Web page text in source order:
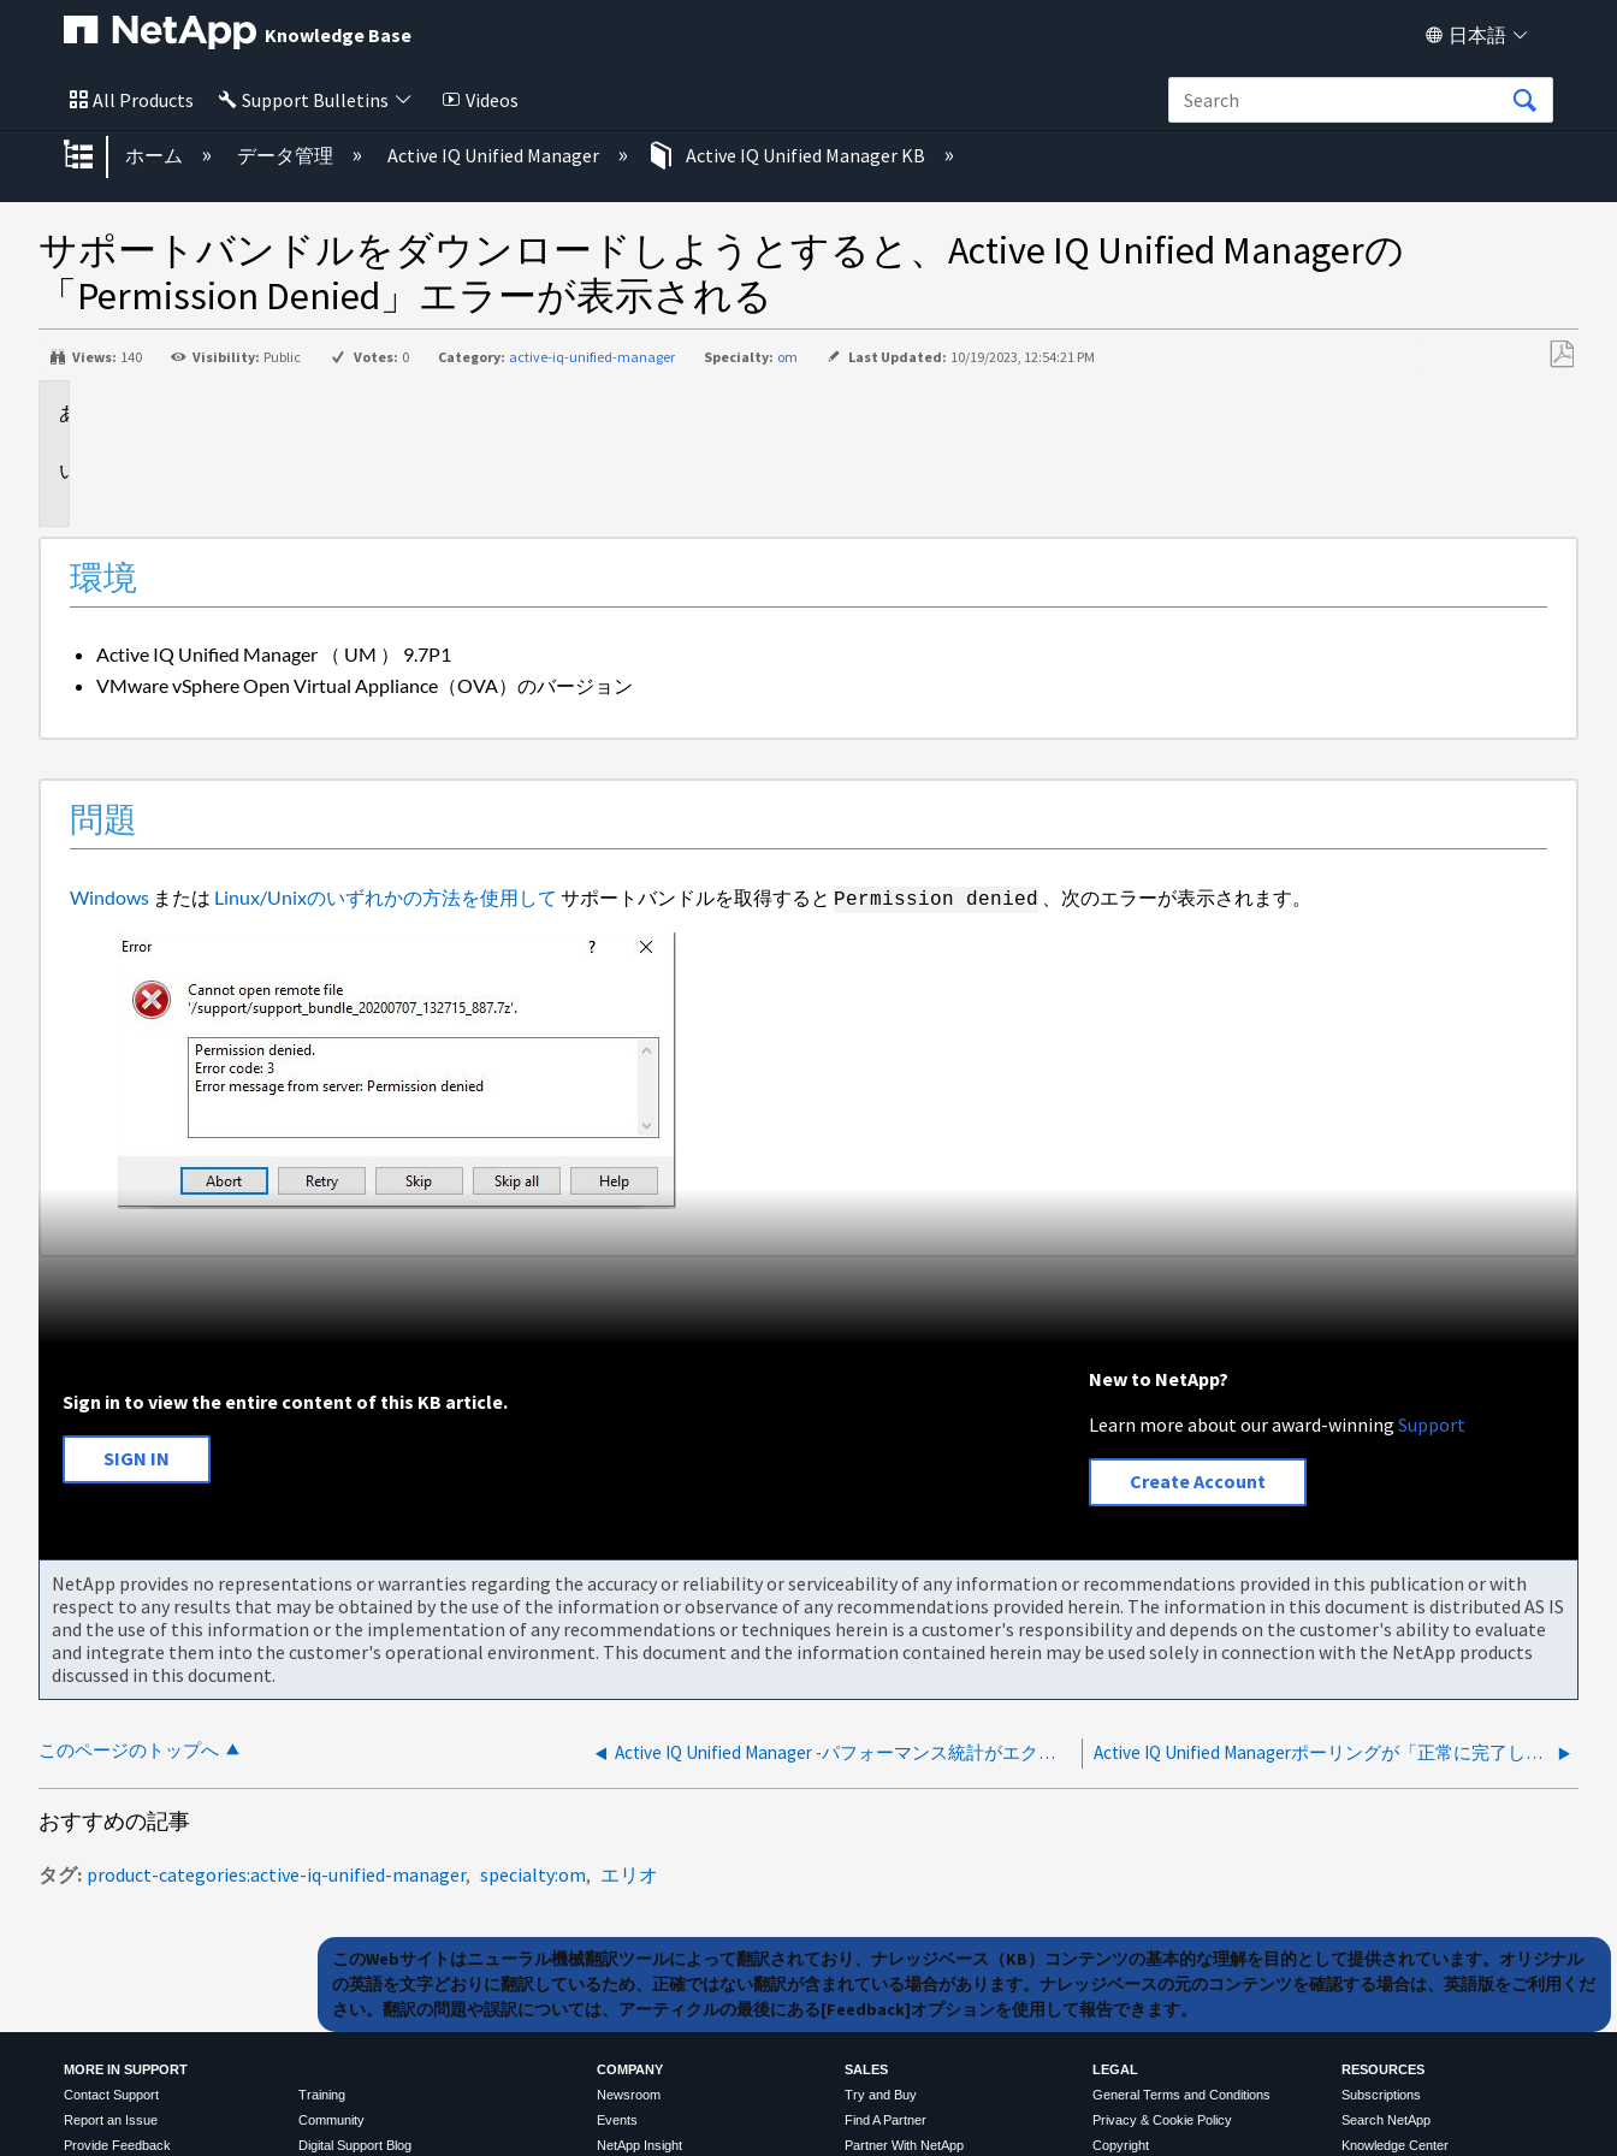
Knowledge Base 日本語
All Products Support Bulletins Videos
グローバル階層を展開/折りたたむ
ホーム データ管理 Active IQ Unified Manager Active IQ Unified Manager KB
サポートバンドルをダウンロードしようとすると、Active IQ Unified Managerの
「Permission Denied」エラーが表示される
Views: 140 Visibility: Public Votes: 0 Category: active-iq-unified-manager Specialty: om Last Updated: 10/19/2023, 12:54:21 PM
環境
Active IQ Unified Manager （ UM ） 9.7P1
VMware vSphere Open Virtual Appliance（OVA）のバージョン
問題
Windows または Linux/Unixのいずれかの方法を使用して サポートバンドルを取得すると Permission denied 、次のエラーが表示されます。
Sign in to view the entire content of this KB article.
SIGN IN
New to NetApp?
Learn more about our award-winningSupport
Create Account
NetApp provides no representations or warranties regarding the accuracy or reliability or serviceability of any information or recommendations provided in this publication or with
respect to any results that may be obtained by the use of the information or observance of any recommendations provided herein. The information in this document is distributed AS IS
and the use of this information or the implementation of any recommendations or techniques herein is a customer's responsibility and depends on the customer's ability to evaluate
and integrate them into the customer's operational environment. This document and the information contained herein may be used solely in connection with the NetApp products
discussed in this document.
このページのトップへ Active IQ Unified Manager -パフォーマンス統計がエクスプローラタブに表示されない Active IQ Unified Managerポーリングが「正常に完了しませんでした」というエラーで失敗しました
おすすめの記事
タグ product-categories:active-iq-unified-manager specialty:om エリオ
このWebサイトはニューラル機械翻訳ツールによって翻訳されており、ナレッジベース（KB）コンテンツの基本的な理解を目的として提供されています。オリジナル
の英語を文字どおりに翻訳しているため、正確ではない翻訳が含まれている場合があります。ナレッジベースの元のコンテンツを確認する場合は、英語版をご利用くだ
さい。翻訳の問題や誤訳については、アーティクルの最後にある[Feedback]オプションを使用して報告できます。
MORE IN SUPPORT
Contact Support
Report an Issue
Provide Feedback
Training
Community
Digital Support Blog
COMPANY
Newsroom
Events
NetApp Insight
SALES
Try and Buy
Find A Partner
Partner With NetApp
LEGAL
General Terms and Conditions
Privacy & Cookie Policy
Copyright
RESOURCES
Subscriptions
Search NetApp
Knowledge Center